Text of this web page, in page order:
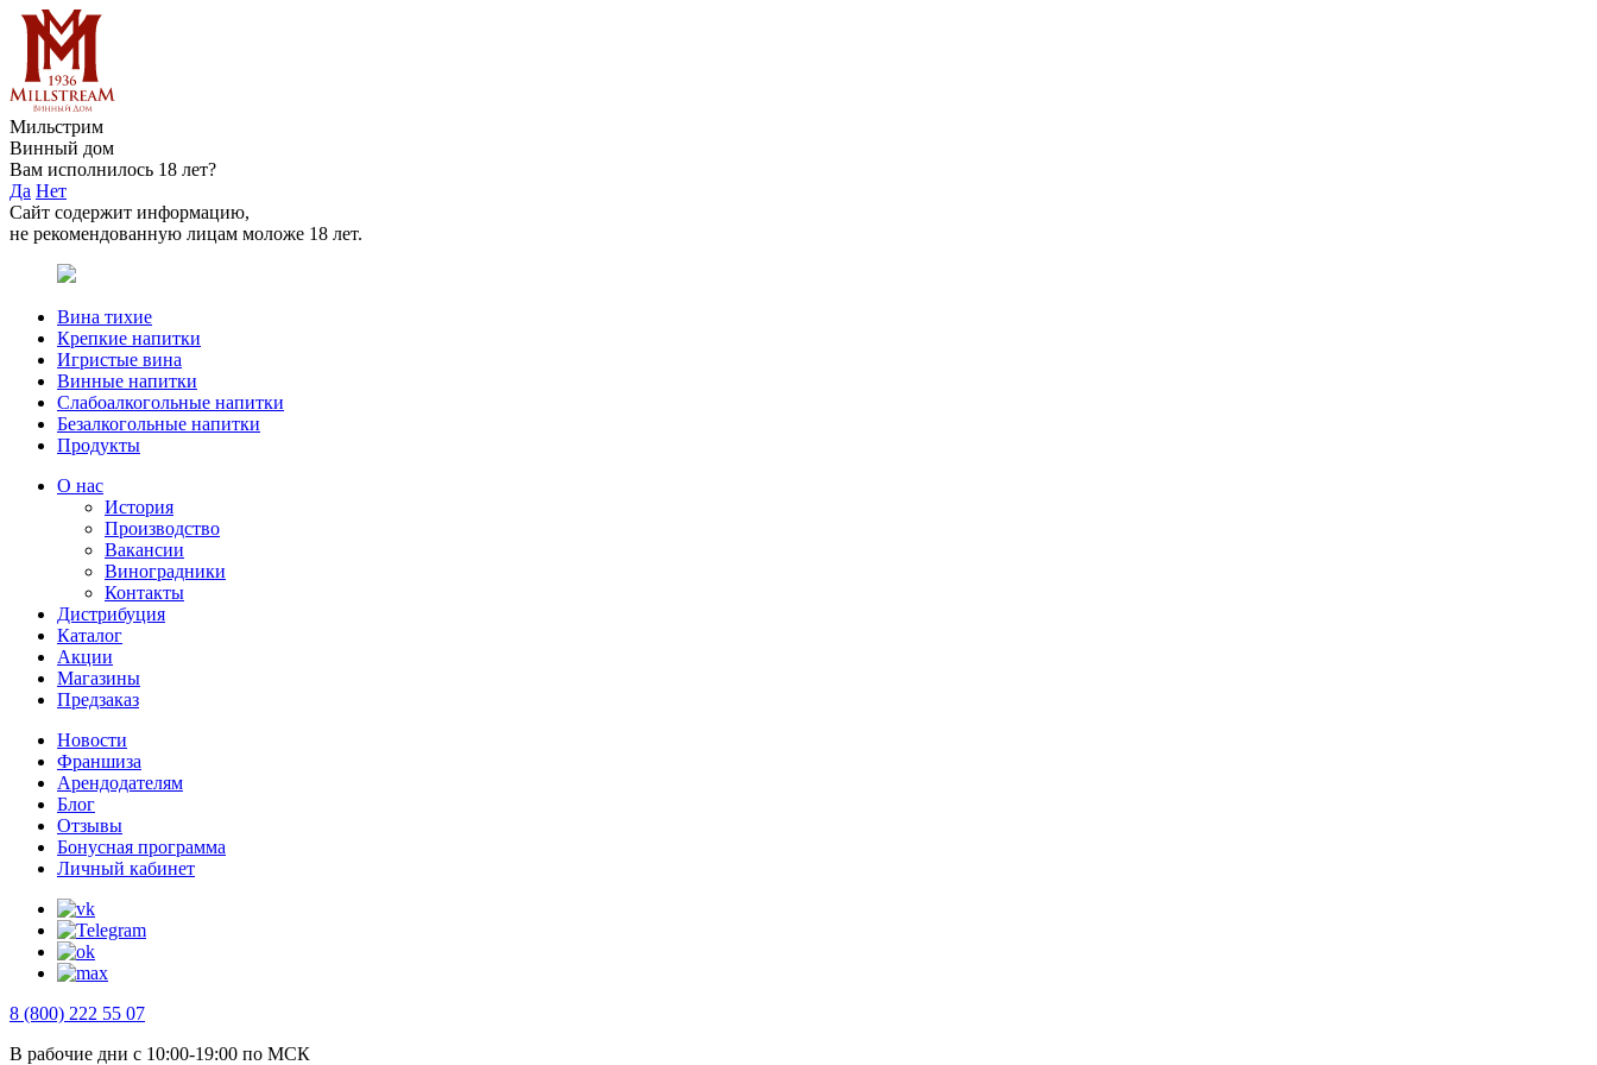
Мильстрим
Винный дом
Вам исполнилось 18 лет?
Да Нет
Сайт содержит информацию,
не рекомендованную лицам моложе 18 лет.
Вина тихие
Крепкие напитки
Игристые вина
Винные напитки
Слабоалкогольные напитки
Безалкогольные напитки
Продукты
О нас
История
Производство
Вакансии
Виноградники
Контакты
Дистрибуция
Каталог
Акции
Магазины
Предзаказ
Новости
Франшиза
Арендодателям
Блог
Отзывы
Бонусная программа
Личный кабинет
8 (800) 222 55 07
В рабочие дни с 10:00-19:00 по МСК